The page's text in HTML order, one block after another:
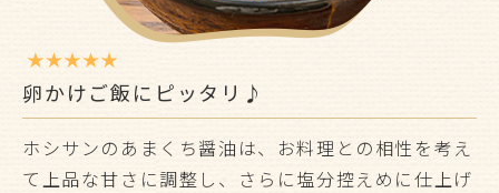
卵かけご飯にピッタリ♪
ホシサンのあまくち醤油は、お料理との相性を考え
て上品な甘さに調整し、さらに塩分控えめに仕上げ